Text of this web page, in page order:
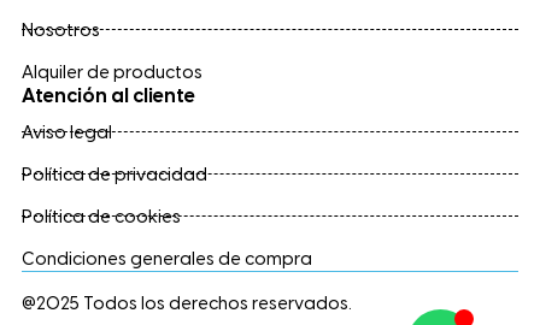
Nosotros
Alquiler de productos
Atención al cliente
Aviso legal
Política de privacidad
Política de cookies
Condiciones generales de compra
@2025 Todos los derechos reservados.